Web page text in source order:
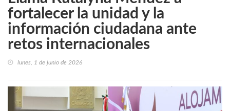
fortalecer la unidad y la
información ciudadana ante
retos internacionales
lunes, 1 de junio de 2026